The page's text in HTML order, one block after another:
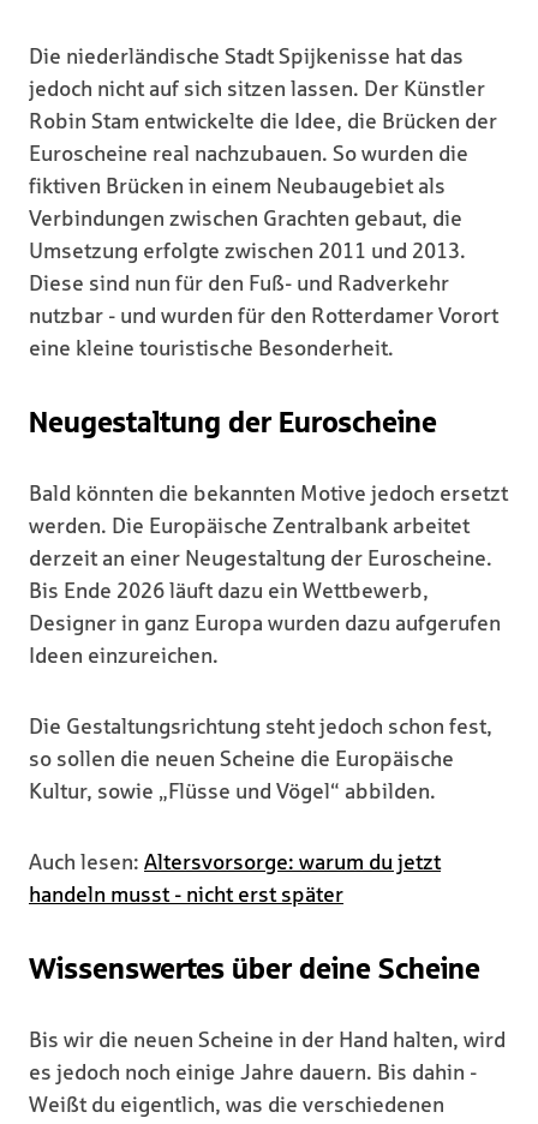
Die niederländische Stadt Spijkenisse hat das
jedoch nicht auf sich sitzen lassen. Der Künstler
Robin Stam entwickelte die Idee, die Brücken der
Euroscheine real nachzubauen. So wurden die
fiktiven Brücken in einem Neubaugebiet als
Verbindungen zwischen Grachten gebaut, die
Umsetzung erfolgte zwischen 2011 und 2013.
Diese sind nun für den Fuß- und Radverkehr
nutzbar - und wurden für den Rotterdamer Vorort
eine kleine touristische Besonderheit.
Neugestaltung der Euroscheine
Bald könnten die bekannten Motive jedoch ersetzt
werden. Die Europäische Zentralbank arbeitet
derzeit an einer Neugestaltung der Euroscheine.
Bis Ende 2026 läuft dazu ein Wettbewerb,
Designer in ganz Europa wurden dazu aufgerufen
Ideen einzureichen.
Die Gestaltungsrichtung steht jedoch schon fest,
so sollen die neuen Scheine die Europäische
Kultur, sowie „Flüsse und Vögel“ abbilden.
Auch lesen: Altersvorsorge: warum du jetzt
handeln musst - nicht erst später
Wissenswertes über deine Scheine
Bis wir die neuen Scheine in der Hand halten, wird
es jedoch noch einige Jahre dauern. Bis dahin -
Weißt du eigentlich, was die verschiedenen